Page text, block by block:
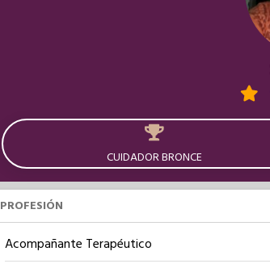
CUIDADOR BRONCE
PROFESIÓN
Acompañante Terapéutico